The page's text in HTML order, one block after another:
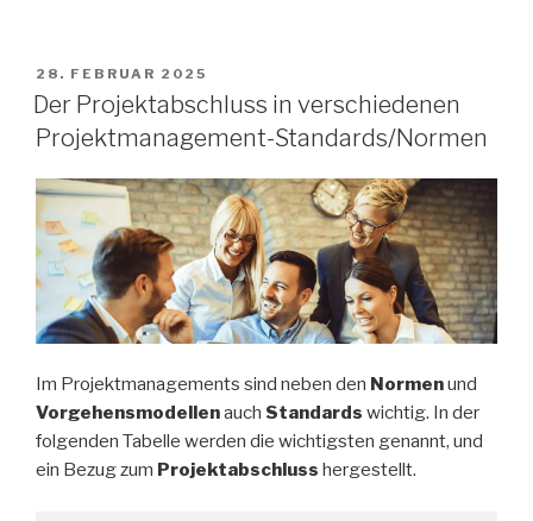
VERÖFFENTLICHT
AM
28. FEBRUAR 2025
Der Projektabschluss in verschiedenen
Projektmanagement-Standards/Normen
Im Projektmanagements sind neben den Normenund
Vorgehensmodellenauch Standards wichtig. In der
folgenden Tabelle werden die wichtigsten genannt, und
ein Bezug zum Projektabschluss hergestellt.